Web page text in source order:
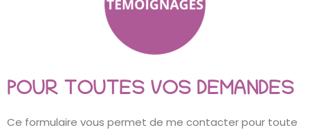
POUR TOUTES VOS DEMANDES
Ce formulaire vous permet de me contacter pour toute